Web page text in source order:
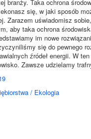
branży. Taka ochrona
się, w jaki sposób
Zarazem uświadomisz
aby taka ochrona
im nowe
się do pewnego
źródeł energii. W
Zawsze udzielamy
/ Ekologia